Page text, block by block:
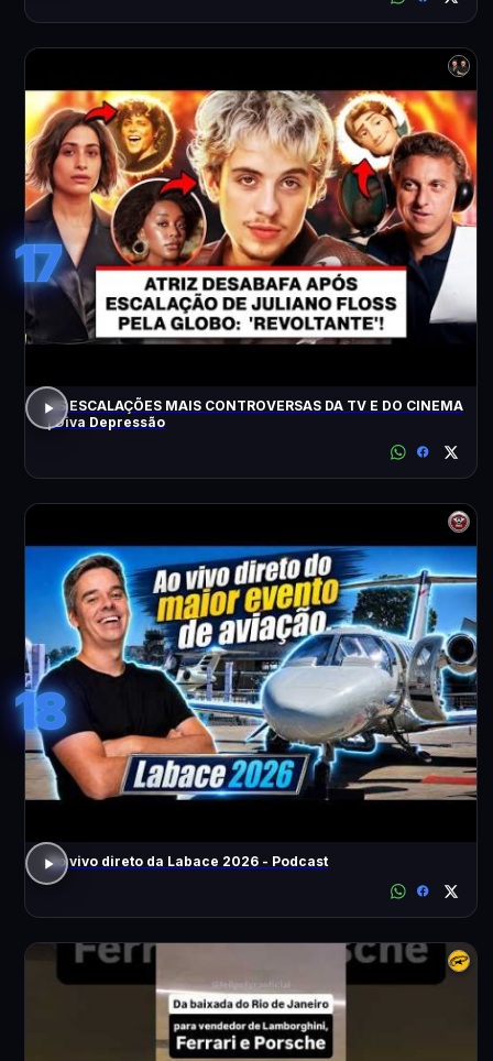
17
AS ESCALAÇÕES MAIS CONTROVERSAS DA TV E DO CINEMA
| Diva Depressão
18
Ao vivo direto da Labace 2026 - Podcast